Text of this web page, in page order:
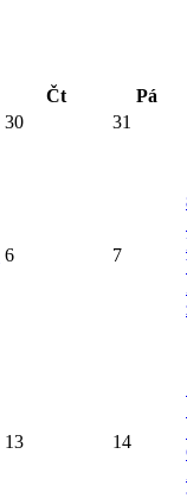
Čt
Pá
30 31
6 7
13 14